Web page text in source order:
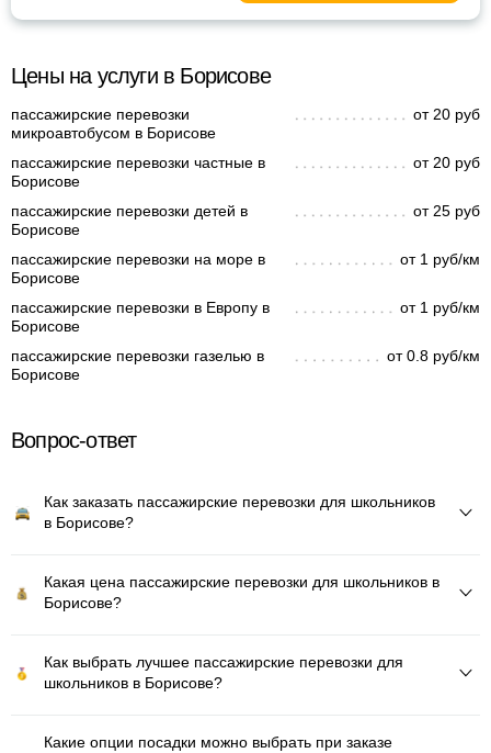
Цены на услуги в Борисове
пассажирские перевозки
микроавтобусом в Борисове
от 20 руб
пассажирские перевозки частные в
Борисове
от 20 руб
пассажирские перевозки детей в
Борисове
от 25 руб
пассажирские перевозки на море в
Борисове
от 1 руб/км
пассажирские перевозки в Европу в
Борисове
от 1 руб/км
пассажирские перевозки газелью в
Борисове
от 0.8 руб/км
Вопрос-ответ
Как заказать пассажирские перевозки для школьников
в Борисове?
Какая цена пассажирские перевозки для школьников в
Борисове?
Как выбрать лучшее пассажирские перевозки для
школьников в Борисове?
Какие опции посадки можно выбрать при заказе